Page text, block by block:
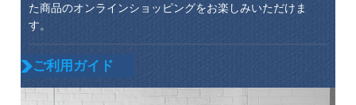
た商品のオンラインショッピングをお楽しみいただけま
す。
ご利用ガイド